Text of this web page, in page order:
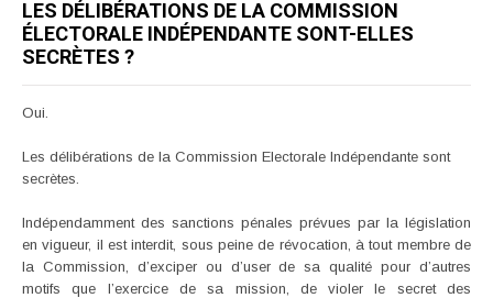
LES DÉLIBÉRATIONS DE LA COMMISSION
ÉLECTORALE INDÉPENDANTE SONT-ELLES
SECRÈTES ?
Oui.
Les délibérations de la Commission Electorale Indépendante sont
secrètes.
Indépendamment des sanctions pénales prévues par la législation
en vigueur, il est interdit, sous peine de révocation, à tout membre de
la Commission, d’exciper ou d’user de sa qualité pour d’autres
motifs que l’exercice de sa mission, de violer le secret des